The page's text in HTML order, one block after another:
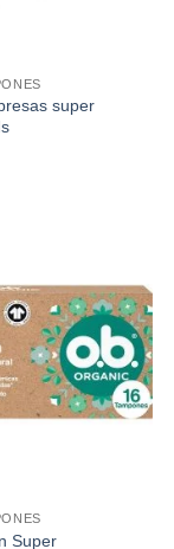
super
Super